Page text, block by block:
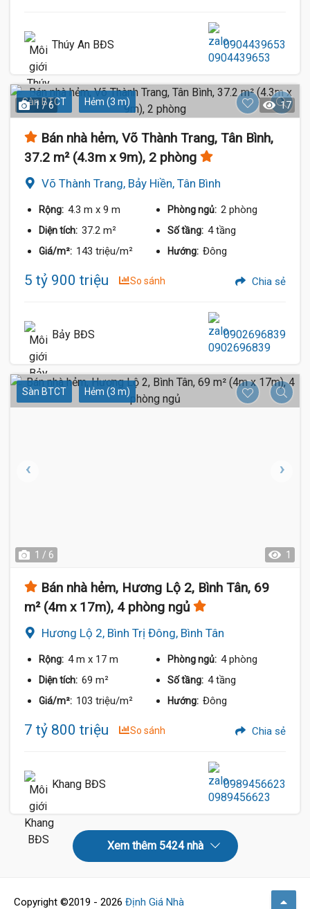
Thúy An BĐS 0904439653
Sàn BTCT Hẻm (3 m)
1 / 6 17
Bán nhà hẻm, Võ Thành Trang, Tân Bình,
37.2 m² (4.3m x 9m), 2 phòng
Võ Thành Trang, Bảy Hiền, Tân Bình
Rộng: 4.3 m x 9 m Phòng ngủ: 2 phòng
Diện tích: 37.2 m² Số tầng: 4 tầng
Giá/m²: 143 triệu/m² Hướng: Đông
5 tỷ 900 triệu So sánh Chia sẻ
Bảy BĐS 0902696839
Sàn BTCT Hẻm (3 m)
1 / 6 1
Bán nhà hẻm, Hương Lộ 2, Bình Tân, 69
m² (4m x 17m), 4 phòng ngủ
Hương Lộ 2, Bình Trị Đông, Bình Tân
Rộng: 4 m x 17 m Phòng ngủ: 4 phòng
Diện tích: 69 m² Số tầng: 4 tầng
Giá/m²: 103 triệu/m² Hướng: Đông
7 tỷ 800 triệu So sánh Chia sẻ
Khang BĐS 0989456623
Xem thêm 5424 nhà
Copyright ©2019 - 2026 Định Giá Nhà